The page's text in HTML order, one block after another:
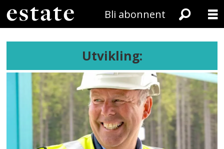
Bli abonnent
Utvikling: